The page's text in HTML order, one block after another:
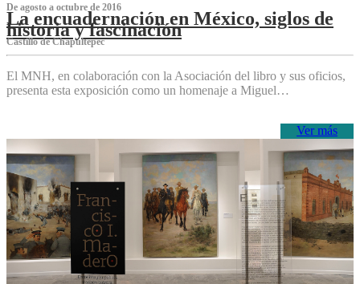
De agosto a octubre de 2016
La encuadernación en México, siglos de
historia y fascinación
Castillo de Chapultepec
El MNH, en colaboración con la Asociación del libro y sus oficios,
presenta esta exposición como un homenaje a Miguel…
Ver más